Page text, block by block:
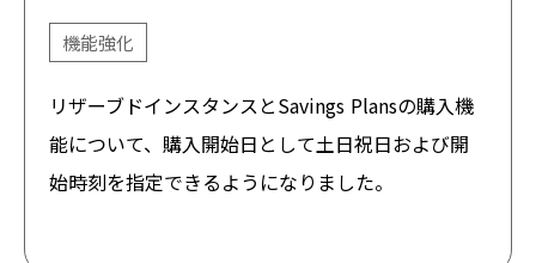
機能強化
リザーブドインスタンスとSavings Plansの購入機
能について、購入開始日として土日祝日および開
始時刻を指定できるようになりました。